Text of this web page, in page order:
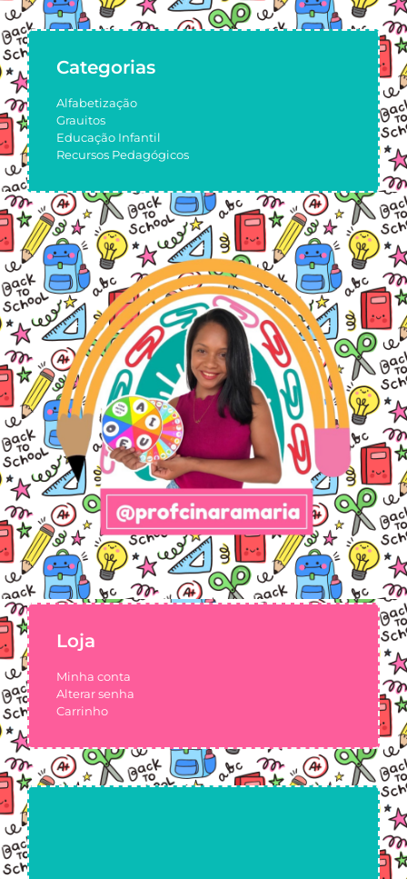
Categorias
Alfabetização
Grauitos
Educação Infantil
Recursos Pedagógicos
Loja
Minha conta
Alterar senha
Carrinho